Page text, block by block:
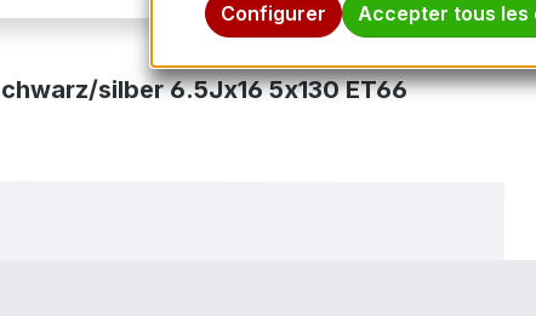
silber 6.5Jx16 5x130 ET66
Configurer Accepter tous les